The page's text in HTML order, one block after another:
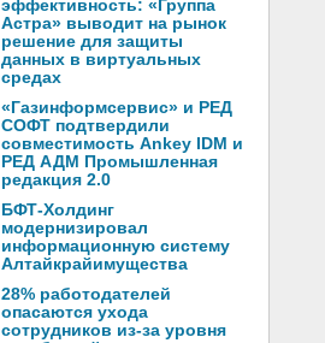
эффективность: «Группа
Астра» выводит на рынок
решение для защиты
данных в виртуальных
средах
«Газинформсервис» и РЕД
СОФТ подтвердили
совместимость Ankey IDM и
РЕД АДМ Промышленная
редакция 2.0
БФТ-Холдинг
модернизировал
информационную систему
Алтайкрайимущества
28% работодателей
опасаются ухода
сотрудников из-за уровня